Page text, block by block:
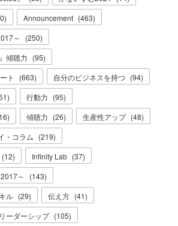
) Announcement (463)
～
(250)
傾聴力 (95)
ト
(663) 自分のビジネスを持つ (94)
) 行動力 (95)
16) 傾聴力 (26) 生産性アップ (48)
・コラム (219)
(12) Infinity Lab (37)
～
(143)
ル (29) 伝え方 (41)
ーダーシップ (105)